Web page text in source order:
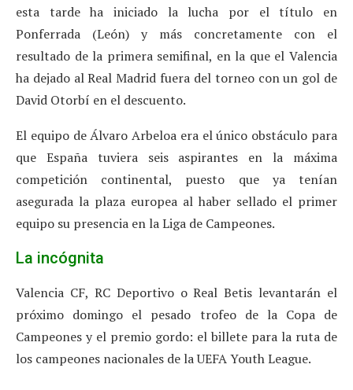
esta tarde ha iniciado la lucha por el título en
Ponferrada (León) y más concretamente con el
resultado de la primera semifinal, en la que el Valencia
ha dejado al Real Madrid fuera del torneo con un gol de
David Otorbí en el descuento.
El equipo de Álvaro Arbeloa era el único obstáculo para
que España tuviera seis aspirantes en la máxima
competición continental, puesto que ya tenían
asegurada la plaza europea al haber sellado el primer
equipo su presencia en la Liga de Campeones.
La incógnita
Valencia CF, RC Deportivo o Real Betis levantarán el
próximo domingo el pesado trofeo de la Copa de
Campeones y el premio gordo: el billete para la ruta de
los campeones nacionales de la UEFA Youth League.